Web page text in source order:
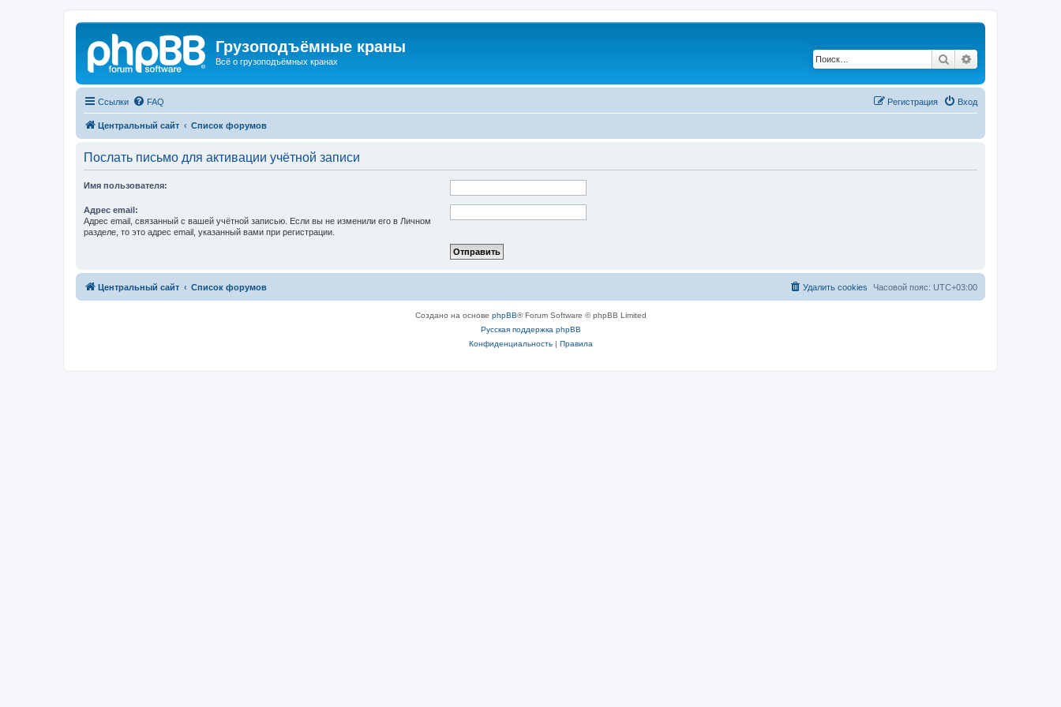
Грузоподъёмные краны
Всё о грузоподъёмных кранах Поиск
Ссылки FAQ Вход
Регистрация
Центральный сайт Список форумов
Послать письмо для активации учётной записи
Имя пользователя:
Адрес email:
Адрес email, связанный с вашей учётной записью. Если вы не изменили его в Личном
разделе, то это адрес email, указанный вами при регистрации.
Центральный сайт Список форумов Часовой пояс: UTC+03:00
Удалить cookies
Создано на основе phpBB® Forum Software © phpBB Limited
Русская поддержка phpBB
Конфиденциальность| Правила